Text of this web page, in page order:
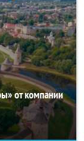
от компании